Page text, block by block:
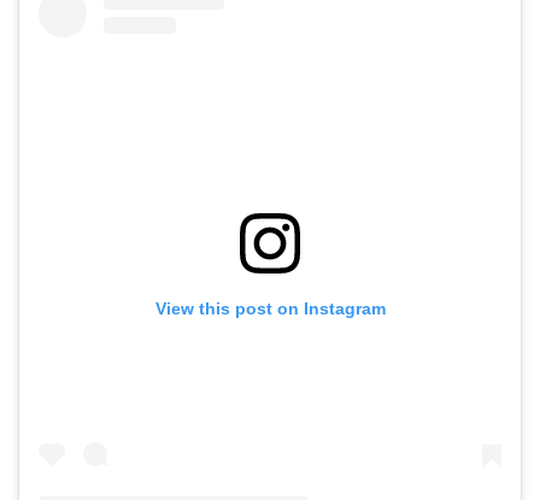
View this post on Instagram